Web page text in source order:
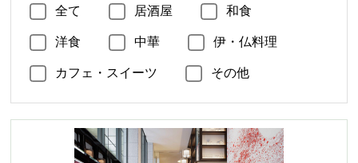
全て 居酒屋
和食
洋食
中華
伊・仏料理
カフェ・スイーツ
その他